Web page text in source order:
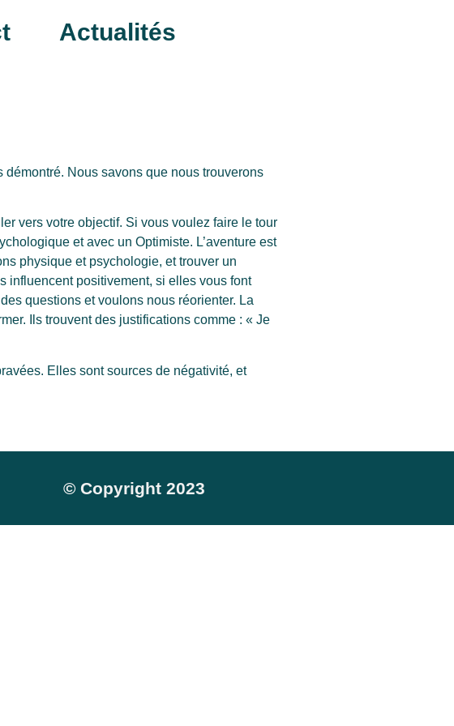
Actualités
Nous savons que nous trouverons
vers votre objectif. Si vous voulez faire le tour
et avec un Optimiste. L’aventure est
physique et psychologie, et trouver un
influencent positivement, si elles vous font
questions et voulons nous réorienter. La
Ils trouvent des justifications comme : « Je
Elles sont sources de négativité, et
© Copyright 2023